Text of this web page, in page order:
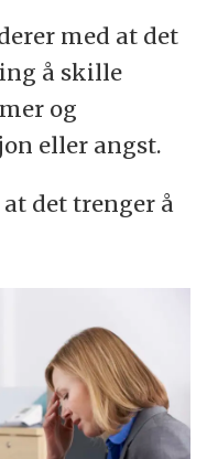
med at det
å skille
og
eller angst.
det trenger å